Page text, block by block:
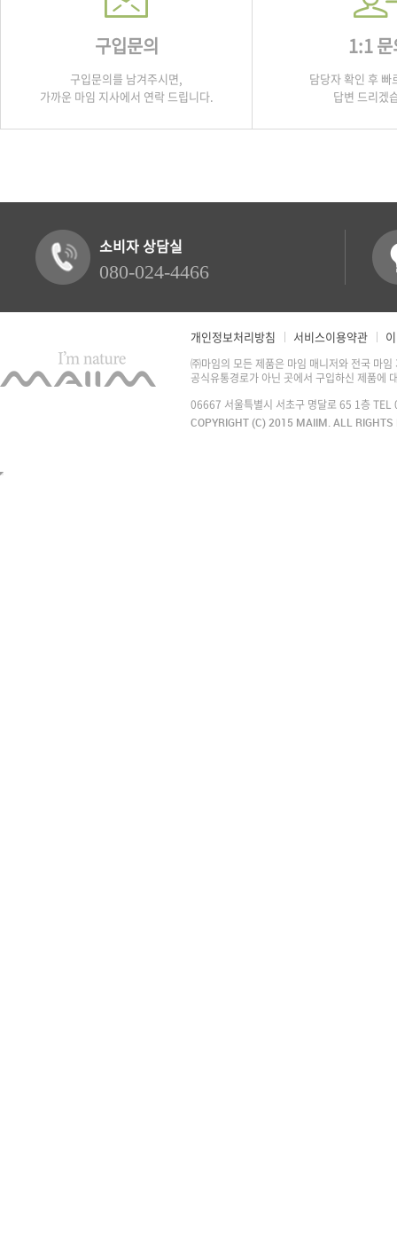
구입문의
구입문의를 남겨주시면,
가까운 마임 지사에서 연락 드립니다.
1:1 문
담당자 확인 후 빠
답변 드리겠
소비자 상담실
080-024-4466
개인정보처리방침 서비스이용약관
㈜마임의 모든 제품은 마임 매니저와 전국 마
공식유통경로가 아닌 곳에서 구입하신 제품에
06667 서울특별시 서초구 명달로 65 1층
COPYRIGHT (C) 2015 MAIIM. ALL RIGHTS